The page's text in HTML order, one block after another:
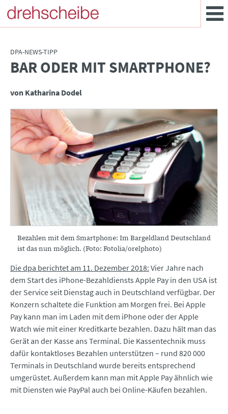
DPA-NEWS-TIPP
:BAR ODER MIT SMARTPHONE?
von Katharina Dodel
Bezahlen mit dem Smartphone: Im Bargeldland Deutschland
ist das nun möglich. (Foto: Fotolia/orelphoto)
Die dpa berichtet am 11. Dezember 2018: Vier Jahre nach
dem Start des iPhone-Bezahldiensts Apple Pay in den USA ist
der Service seit Dienstag auch in Deutschland verfügbar. Der
Konzern schaltete die Funktion am Morgen frei. Bei Apple
Pay kann man im Laden mit dem iPhone oder der Apple
Watch wie mit einer Kreditkarte bezahlen. Dazu hält man das
Gerät an der Kasse ans Terminal. Die Kassentechnik muss
dafür kontaktloses Bezahlen unterstützen – rund 820 000
Terminals in Deutschland wurde bereits entsprechend
umgerüstet. Außerdem kann man mit Apple Pay ähnlich wie
mit Diensten wie PayPal auch bei Online-Käufen bezahlen.